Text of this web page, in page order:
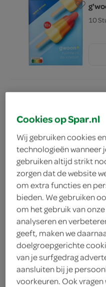
10
6 Stuks
2.25
430
2.69
Cookies op Spar.nl
Wij gebruiken cookies
technologieën wanneer
gebruiken altijd strikt
zorgen dat de website
om extra functies en
bieden. We gebruiken
om het gebruik van
analyseren en
geeft, maken we
doelgroepgerichte
van je surfgedrag
aansluiten bij je
voorkeuren. Ook